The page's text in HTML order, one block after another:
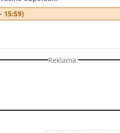
15:59)
Reklama: